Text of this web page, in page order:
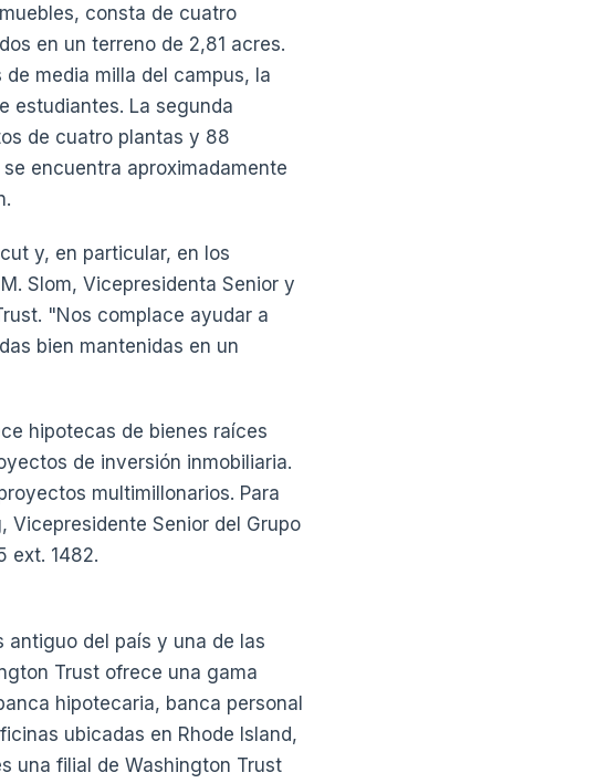
consta de cuatro
en un terreno de 2,81 acres.
media milla del campus, la
estudiantes. La segunda
de cuatro plantas y 88
encuentra aproximadamente
y, en particular, en los
Slom, Vicepresidenta Senior y
"Nos complace ayudar a
bien mantenidas en un
hipotecas de bienes raíces
de inversión inmobiliaria.
multimillonarios. Para
Senior del Grupo
ext. 1482.
antiguo del país y una de las
Trust ofrece una gama
hipotecaria, banca personal
ubicadas en Rhode Island,
una filial de Washington Trust